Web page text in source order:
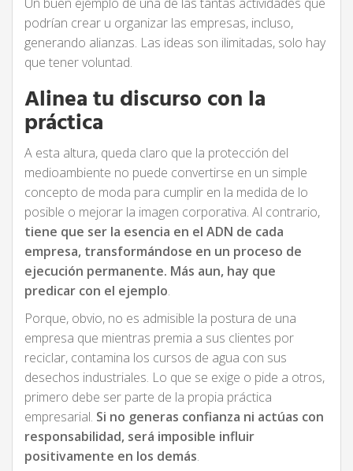
Un buen ejemplo de una de las tantas actividades que
podrían crear u organizar las empresas, incluso,
generando alianzas. Las ideas son ilimitadas, solo hay
que tener voluntad.
Alinea tu discurso con la
práctica
A esta altura, queda claro que la protección del
medioambiente no puede convertirse en un simple
concepto de moda para cumplir en la medida de lo
posible o mejorar la imagen corporativa. Al contrario,
tiene que ser la esencia en el ADN de cada
empresa, transformándose en un proceso de
ejecución permanente. Más aun, hay que
predicar con el ejemplo.
Porque, obvio, no es admisible la postura de una
empresa que mientras premia a sus clientes por
reciclar, contamina los cursos de agua con sus
desechos industriales. Lo que se exige o pide a otros,
primero debe ser parte de la propia práctica
empresarial. Si no generas confianza ni actúas con
responsabilidad, será imposible influir
positivamente en los demás.